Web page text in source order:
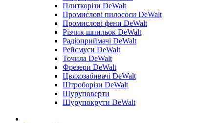
Плиткорізи DeWalt
Промислові пилососи DeWalt
Промислові фени DeWalt
Різчик шпильок DeWalt
Радіоприймачі DeWalt
Рейсмуси DeWalt
Точила DeWalt
Фрезери DeWalt
Цвяхозабивачі DeWalt
Штроборізи DeWalt
Шуруповерти
Шурупокрути DeWalt